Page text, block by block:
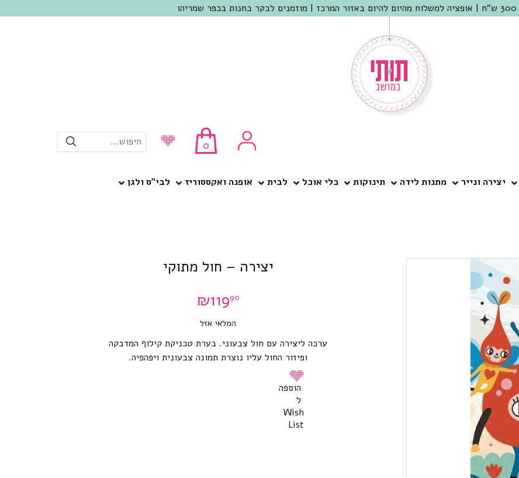
0 חיפוש...
יצירה ונייר מתנות לידה תינוקות כלי אוכל לבית אופנה ואקססוריז
לבי”ס ולגן
יצירה – חול מתוקי
₪11990
המלאי אזל
ערכה ליצירה עם חול צבעוני. בערת טכניקת קילוף המדבקה
ופיזור החול עליו נוצרת תמונה צבעונית ויפהפיה.
הוספה
ל
Wish
List